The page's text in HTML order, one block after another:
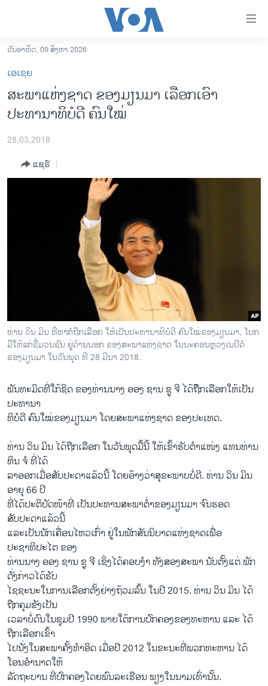
ເຂົ້າ
ຫາ
ຂ້າມ
ຂ້າມ
ຫາ
ອາເມຣິກາ
ຂ່າວ​ຈີນ
ໂລກ
ອິດສະຫຼະພາບດ້ານການຂ່າວ
ວິທະຍາສາດ-ເທັກໂນໂລຈີ
ພາສາອັງກິດ
ວີດີໂອ
ສຽງ
ລາຍການກະຈາຍສຽງ
ລາຍງານ
ຕິດຕາມພວກເຮົາ ທີ່
ພາສາຕ່າງໆ
ວັນອາທິດ, 09 ສິງຫາ 2026
ເອເຊຍ
ສະພາແຫ່ງຊາດ ຂອງມຽນມາ ເລືອກເອົາ
ປະທານາທິບໍດີ ຄົນໃໝ່
28,03,2018
ແຊຣ໌
ທ່ານ ວິນ ມິນ ທີ່ຫາກໍຖືກເລືອກ ໃຫ້ເປັນປະທານາທິບໍດີ ຄົນໃໝ່ຂອງມຽນມາ, ໂບກ
ມືໃຫ້ແກ່ຊື່ມວນຊົນ ຢູ່ດ້ານນອກ ຂອງສະພາແຫ່ງຊາດ ໃນນະຄອນຫຼວງເນປີດໍ
ຂອງມຽນມາ ໃນວັນພຸດ ທີ 28 ມີນາ 2018.
ພັນທະມິດທີ່ໃກ້ຊິດ ຂອງທ່ານນາງ ອອງ ຊານ ຊູ ຈີ ໄດ້ຖືຶກເລືອກໃຫ້ເປັນ
ປະທານາ
ທິບໍດີ ຄົນໃໝ່ຂອງມຽນມາ ໂດຍສະພາແຫ່ງຊາດ ຂອງປະເທດ.
ທ່ານ ວິນ ມິນ ໄດ້ຖືກເລືອກ ໃນວັນພຸດມື້ນີ້ ໃຫ້ເຂົ້າຮັບຕຳແໜ່ງ ແທນທ່ານ
ທິນ ຈໍ ທີ່ໄດ້
ລາອອກເມື່ອສັບປະດາແລ້ວນີ້ ໂດຍອ້າງວ່າສຸຂະພາບບໍ່ດີ. ທ່ານ ວິນ ມິນ
ອາຍຸ 66 ປີ
ທີ່ໄດ້ປະຕິບັດໜ້າທີ່ ເປັນປະທານສະພາຕ່ຳຂອງມຽນມາ ຈົນຮອດ
ສັບປະດາແລ້ວນີ້
ແລະເປັນນັກເຄື່ອນໄຫວເກົ່າ ຢູ່ໃນພັກສັນນິບາດແຫ່ງຊາດເພື່ອ
ປະຊາທິປະໄຕ ຂອງ
ທ່ານນາງ ອອງ ຊານ ຊູ ຈີ ເຊິ່ງໄດ້ຄອບງຳ ທັງສອງສະພາ ນັບຕັ້ງແຕ່ ພັກ
ດັ່ງກ່າວໄດ້ຮັບ
ໄຊຊະນະໃນການເລືອກຕັ້ງຢ່າງຖ້ວມລົ້ນ ໃນປີ 2015. ທ່ານ ວິນ ມິນ ໄດ້
ຖືກຄຸມຂັງເປັນ
ເວລາບໍ່ດົນໃນຊຸມປີ 1990 ພາຍໃຕ້ການປົກຄອງຂອງທະຫານ ແລະ ໄດ້
ຖືກເລືອກເຂົ້າ
ໄປນັ່ງໃນສະພາຄັ້ງທຳອິດ ເມື່ອປີ 2012 ໃນຂະນະທີ່ພວກທະຫານ ໄດ້
ໂອນອຳນາດໃຫ້
ລັດຖະບານ ທີ່ປົກຄອງໂດຍພົນລະເຮືອນ ພຽງໃນນາມເທົ່ານັ້ນ.